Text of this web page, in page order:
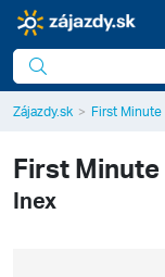
Zájazdy.sk First Minute
First Minute
Inex